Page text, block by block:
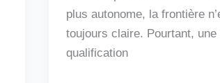
plus autonome, la frontière
toujours claire. Pourtant, une
qualification